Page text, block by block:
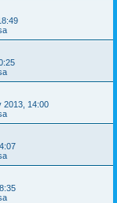
2013, 14:00